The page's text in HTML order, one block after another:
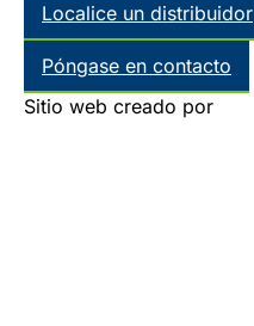
Localice un distribuidor
Póngase en contacto
Sitio web creado por